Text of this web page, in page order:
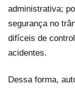
administrativa;
segurança no
difíceis de
acidentes.
Dessa forma,